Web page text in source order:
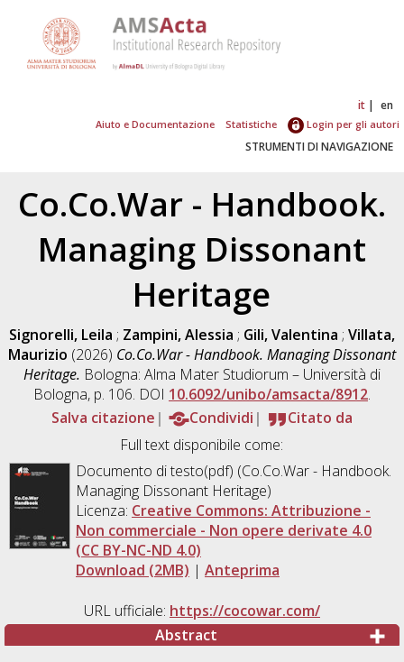
it en
Aiuto e Documentazione Statistiche Login per gli autori
STRUMENTI DI NAVIGAZIONE
Co.Co.War - Handbook.
Managing Dissonant
Heritage
Signorelli, Leila ; Zampini, Alessia ; Gili, Valentina ; Villata,
Maurizio (2026) Co.Co.War - Handbook. Managing Dissonant
Heritage. Bologna: Alma Mater Studiorum – Università di
Bologna, p. 106. DOI 10.6092/unibo/amsacta/8912.
Salva citazione
Condividi
Citato da
Full text disponibile come:
Documento di testo(pdf) (Co.Co.War - Handbook.
Managing Dissonant Heritage)
Licenza: Creative Commons: Attribuzione -
Non commerciale - Non opere derivate 4.0
(CC BY-NC-ND 4.0)
Download (2MB) | Anteprima
URL ufficiale: https://cocowar.com/
Abstract